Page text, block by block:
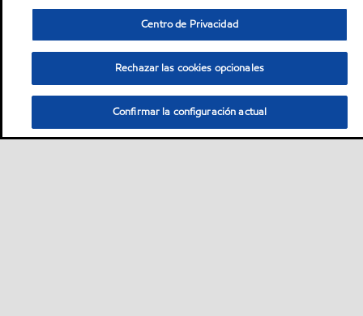
Centro de Privacidad
Rechazar las cookies opcionales
Confirmar la configuración actual